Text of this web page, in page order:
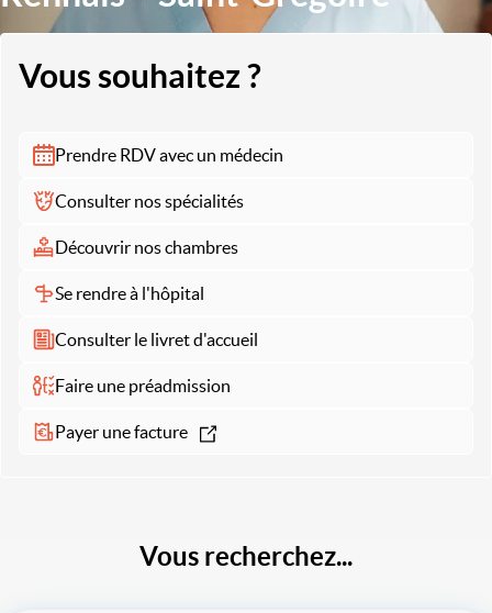
Vous souhaitez ?
Prendre RDV avec un médecin
Consulter nos spécialités
Découvrir nos chambres
Se rendre à l'hôpital
Consulter le livret d'accueil
Faire une préadmission
Payer une facture
Vous recherchez...